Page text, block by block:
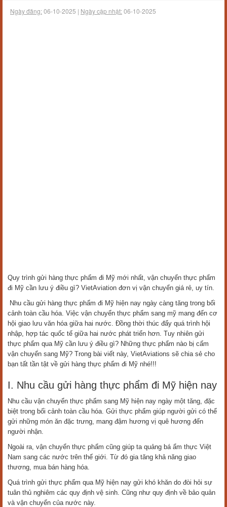
Ngày đăng:06-10-2025 | Ngày cập nhật:06-10-2025
Quy trình gửi hàng thực phẩm đi Mỹ mới nhất, vận chuyển thực phẩm
đi Mỹ cần lưu ý điều gì? VietAviation đơn vị vận chuyển giá rẻ, uy tín.
Nhu cầu gửi hàng thực phẩm đi Mỹ hiện nay ngày càng tăng trong bối
cảnh toàn cầu hóa. Việc vận chuyển thực phẩm sang mỹ mang đến cơ
hội giao lưu văn hóa giữa hai nước. Đồng thời thúc đẩy quá trình hội
nhập, hợp tác quốc tế giữa hai nước phát triển hơn. Tuy nhiên gửi
thực phẩm qua Mỹ cần lưu ý điều gì? Những thực phẩm nào bị cấm
vận chuyển sang Mỹ? Trong bài viết này, VietAviations sẽ chia sẻ cho
bạn tất tần tật về gửi hàng thực phẩm đi Mỹ nhé!!!
I. Nhu cầu gửi hàng thực phẩm đi Mỹ hiện nay
Nhu cầu vận chuyển thực phẩm sang Mỹ hiện nay ngày một tăng, đặc
biệt trong bối cảnh toàn cầu hóa. Gửi thực phẩm giúp người gửi có thể
gửi những món ăn đặc trưng, mang đậm hương vị quê hương đến
người nhận.
Ngoài ra, vận chuyển thực phẩm cũng giúp ta quảng bá ẩm thực Việt
Nam sang các nước trên thế giới. Từ đó gia tăng khả năng giao
thương, mua bán hàng hóa.
Quá trình gửi thực phẩm qua Mỹ hiện nay gửi khó khăn do đòi hỏi sự
tuân thủ nghiêm các quy định vệ sinh. Cũng như quy định về bảo quản
và vận chuyển của nước này.